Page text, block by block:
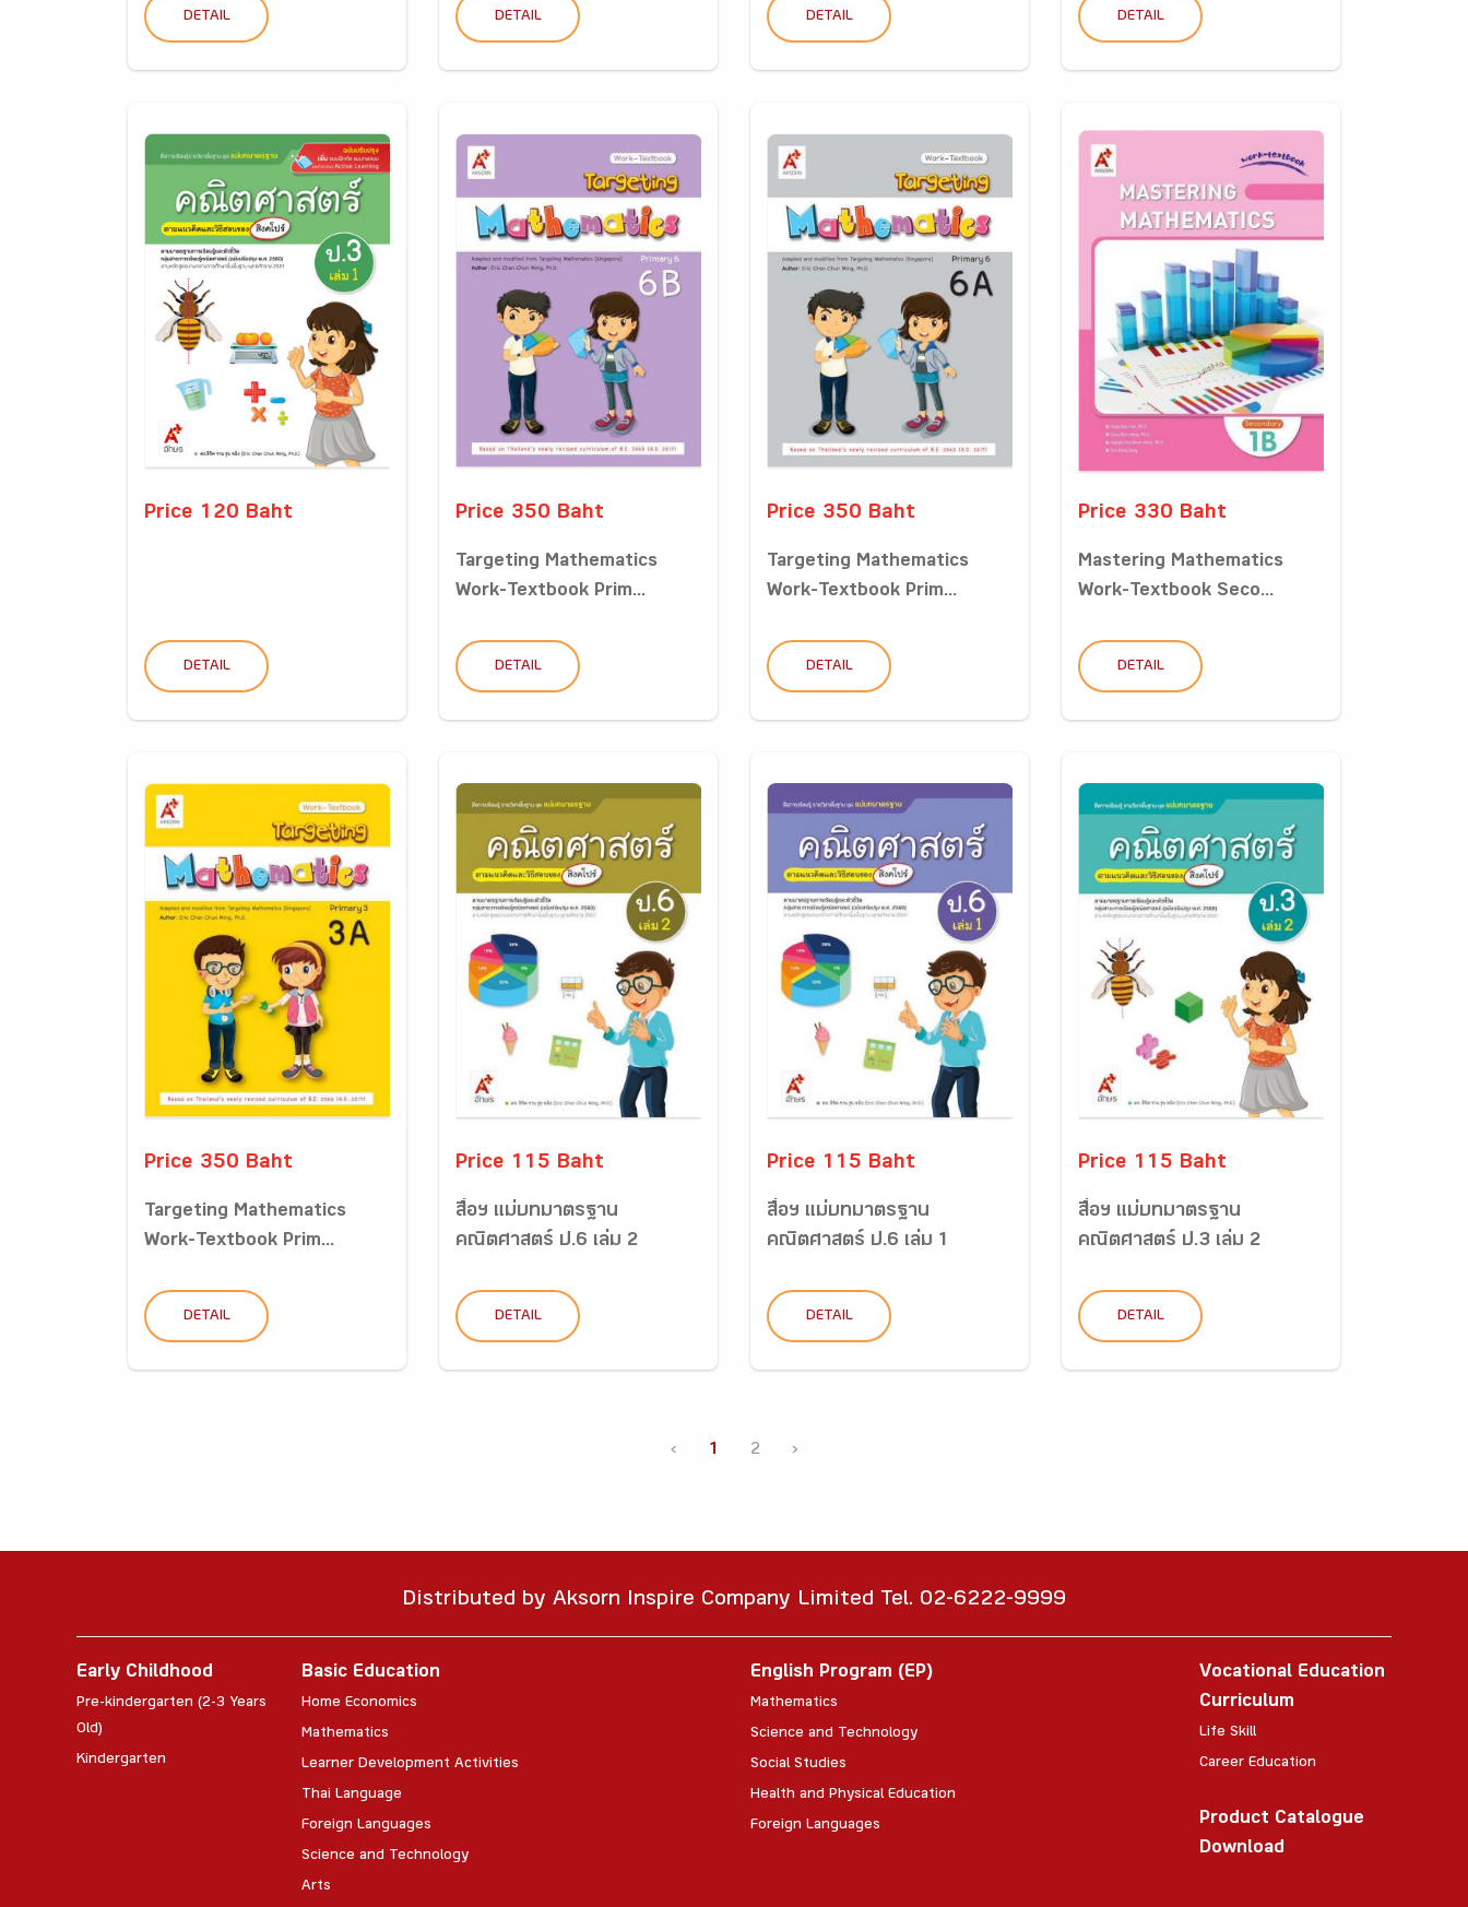
DETAIL DETAIL DETAIL DETAIL
Price 120 Baht
DETAIL
Price 350 Baht
Targeting Mathematics
Work-Textbook Prim...
DETAIL
Price 350 Baht
Targeting Mathematics
Work-Textbook Prim...
DETAIL
Price 330 Baht
Mastering Mathematics
Work-Textbook Seco...
DETAIL
Price 350 Baht
Targeting Mathematics
Work-Textbook Prim...
DETAIL
Price 115 Baht
สื่อฯ แม่บทมาตรฐาน
คณิตศาสตร์ ป.6 เล่ม 2
DETAIL
Price 115 Baht
สื่อฯ แม่บทมาตรฐาน
คณิตศาสตร์ ป.6 เล่ม 1
DETAIL
Price 115 Baht
สื่อฯ แม่บทมาตรฐาน
คณิตศาสตร์ ป.3 เล่ม 2
DETAIL
‹ 1 2 ›
Distributed by Aksorn Inspire Company Limited Tel. 02-6222-9999
Early Childhood
Pre-kindergarten (2-3 Years
Old)
Kindergarten
Basic Education
Home Economics
Mathematics
Learner Development Activities
Thai Language
Foreign Languages
Science and Technology
Arts
English Program (EP)
Mathematics
Science and Technology
Social Studies
Health and Physical Education
Foreign Languages
Vocational Education
Curriculum
Life Skill
Career Education
Product Catalogue
Download